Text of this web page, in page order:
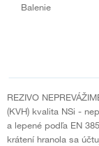
Balenie
REZIVO
(KVH) kvalita NSi -
a lepené podľa EN
krátení hranola sa